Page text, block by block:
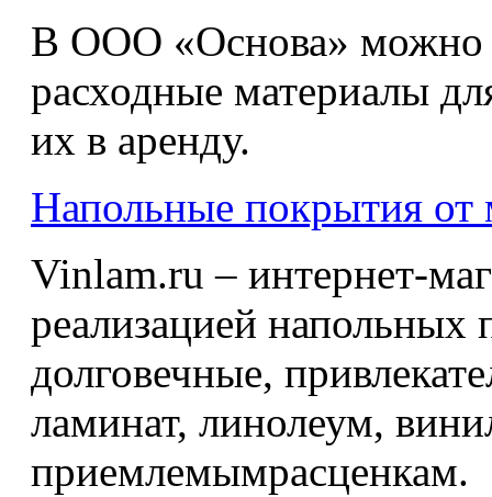
В ООО «Основа» можно
расходные материалы
их в аренду.
Напольные покрытия от
Vinlam.ru – интернет-
реализацией напольных
долговечные,
ламинат, линолеум,
приемлемымрасценкам.